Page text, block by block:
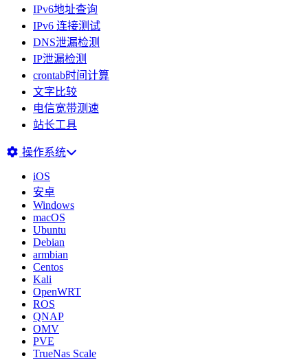
IPv6地址查询
IPv6 连接测试
DNS泄漏检测
IP泄漏检测
crontab时间计算
文字比较
电信宽带测速
站长工具
操作系统
iOS
安卓
Windows
macOS
Ubuntu
Debian
armbian
Centos
Kali
OpenWRT
ROS
QNAP
OMV
PVE
TrueNas Scale